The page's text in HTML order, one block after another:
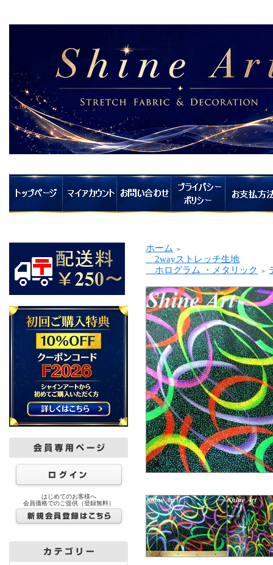
はじめてのお客様へ
会員価格でのご提供（登録無料）
ホーム ＞
2wayストレッチ生地
ホログラム ・メタリック
＞